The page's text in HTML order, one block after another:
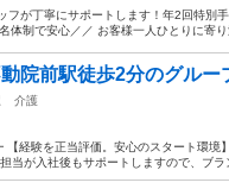
フが丁寧にサポートします！年2回特
制で安心／／ お客様一人ひとりに寄り
院前駅徒歩2分のグルー
介護
を正当評価。安心のスタート環境】
当が入社後もサポートしますので、ブラ